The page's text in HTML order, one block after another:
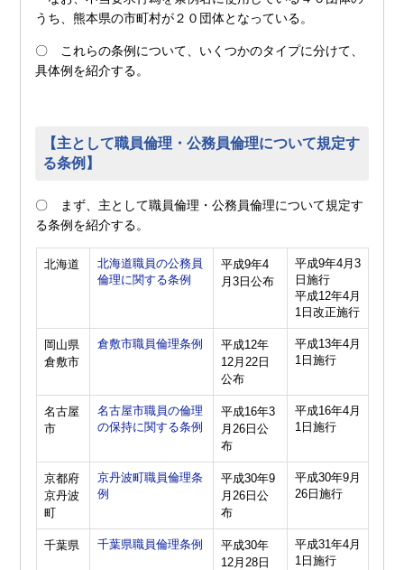
うち、熊本県の市町村が２０団体となっている。
〇 これらの条例について、いくつかのタイプに分けて、
具体例を紹介する。
【主として職員倫理・公務員倫理について規定す
る条例】
〇 まず、主として職員倫理・公務員倫理について規定す
る条例を紹介する。
北海道
北海道職員の公務員
倫理に関する条例
平成9年4
月3日公布
平成9年4月3
日施行
平成12年4月
1日改正施行
岡山県
倉敷市
倉敷市職員倫理条例
平成12年
12月22日
公布
平成13年4月
1日施行
名古屋
市
名古屋市職員の倫理
の保持に関する条例
平成16年3
月26日公
布
平成16年4月
1日施行
京都府
京丹波
町
京丹波町職員倫理条
例
平成30年9
月26日公
布
平成30年9月
26日施行
千葉県 千葉県職員倫理条例
平成30年
12月28日
平成31年4月
1日施行